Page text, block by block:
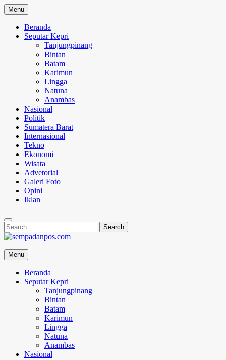
Skip
to
content
Menu
Beranda
Seputar Kepri
Tanjungpinang
Bintan
Batam
Karimun
Lingga
Natuna
Anambas
Nasional
Politik
Sumatera Barat
Internasional
Tekno
Ekonomi
Wisata
Advetorial
Galeri Foto
Opini
Iklan
Search
for:
Search
sempadanpos.com
Menyampaikan Berita Dengan Analisa
Menu
Beranda
Seputar Kepri
Tanjungpinang
Bintan
Batam
Karimun
Lingga
Natuna
Anambas
Nasional